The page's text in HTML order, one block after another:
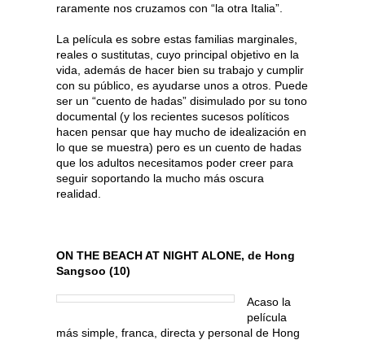
raramente nos cruzamos con “la otra Italia”.
La película es sobre estas familias marginales,
reales o sustitutas, cuyo principal objetivo en la
vida, además de hacer bien su trabajo y cumplir
con su público, es ayudarse unos a otros. Puede
ser un “cuento de hadas” disimulado por su tono
documental (y los recientes sucesos políticos
hacen pensar que hay mucho de idealización en
lo que se muestra) pero es un cuento de hadas
que los adultos necesitamos poder creer para
seguir soportando la mucho más oscura
realidad.
ON THE BEACH AT NIGHT ALONE, de Hong
Sangsoo (10)
Acaso la
película
más simple, franca, directa y personal de Hong